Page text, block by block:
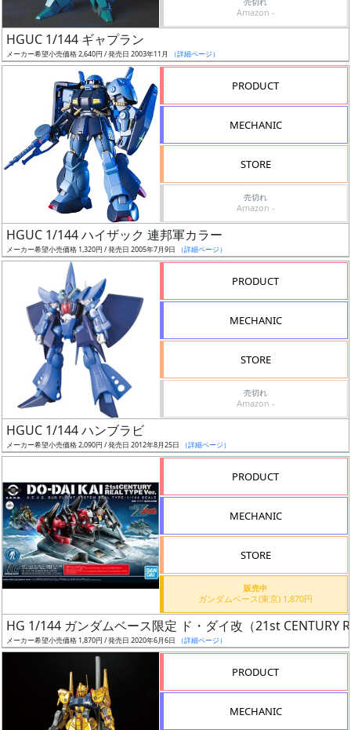
近
日
Web
プッ
シュ
ギ
ャ
格
改
定
定
発
売
時
期
Amazon -
HGUC 1/144 ギャプラン
メーカー希望小売価格 2,640円 / 発売日 2003年11月 （詳細ページ）
PRODUCT
MECHANIC
STORE
売切れ
Amazon -
HGUC 1/144 ハイザック 連邦軍カラー
メーカー希望小売価格 1,320円 / 発売日 2005年7月9日 （詳細ページ）
PRODUCT
MECHANIC
STORE
売切れ
Amazon -
HGUC 1/144 ハンブラビ
メーカー希望小売価格 2,090円 / 発売日 2012年8月25日 （詳細ページ）
PRODUCT
MECHANIC
STORE
販売中
ガンダムベース(東京) 1,870円
HG 1/144 ガンダムベース限定 ド・ダイ改（21st CENTURY
メーカー希望小売価格 1,870円 / 発売日 2020年6月6日 （詳細ページ）
PRODUCT
MECHANIC